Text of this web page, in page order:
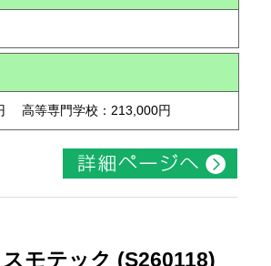
高等専門学校：213,000円
モテック (S260118)